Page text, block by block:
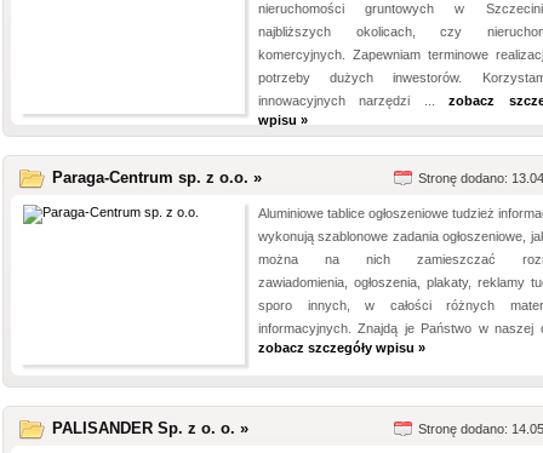
nieruchomości gruntowych w
najbliższych okolicach, czy
komercyjnych. Zapewniam terminowe
potrzeby dużych inwestorów.
innowacyjnych narzędzi ...zobacz
wpisu »
Paraga-Centrum sp. z o.o. » Stronę dodano:
Aluminiowe tablice ogłoszeniowe tudzież
wykonują szablonowe zadania ogłoszeniowe,
można na nich zamieszczać
zawiadomienia, ogłoszenia, plakaty, reklamy
sporo innych, w całości różnych
informacyjnych. Znajdą je Państwo w naszej
zobacz szczegóły wpisu »
PALISANDER Sp. z o. o. » Stronę dodano: